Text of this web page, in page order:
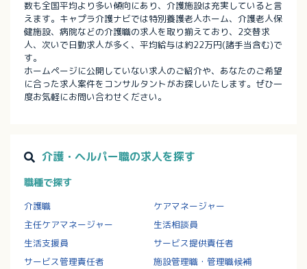
数も全国平均より多い傾向にあり、介護施設は充実していると言
えます。キャプラ介護ナビでは特別養護老人ホーム、介護老人保
健施設、病院などの介護職の求人を取り揃えており、2交替求
人、次いで日勤求人が多く、平均給与は約22万円(諸手当含む)で
す。
ホームページに公開していない求人のご紹介や、あなたのご希望
に合った求人案件をコンサルタントがお探しいたします。ぜひ一
度お気軽にお問い合わせください。
介護・ヘルパー職の求人を探す
職種で探す
介護職
ケアマネージャー
主任ケアマネージャー
生活相談員
生活支援員
サービス提供責任者
サービス管理責任者
施設管理職・管理職候補